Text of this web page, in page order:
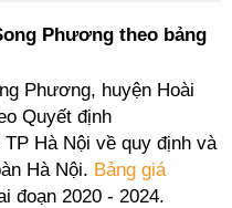
Phương theo bảng
Phương, huyện Hoài
Quyết định
Hà Nội về quy định và
Hà Nội. Bảng giá
đoạn 2020 - 2024.